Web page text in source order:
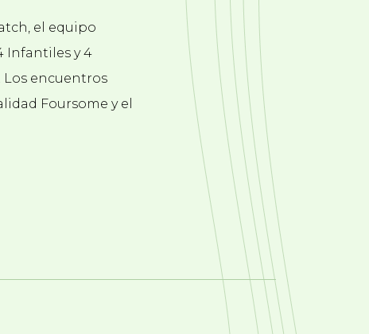
el equipo
Infantiles y 4
Los encuentros
Foursome y el